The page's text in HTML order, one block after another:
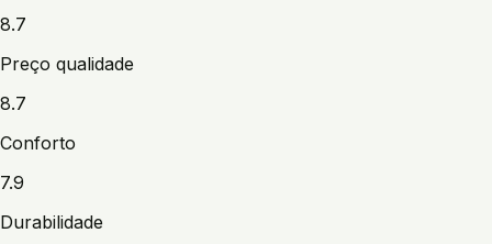
8.7
Preço qualidade
8.7
Conforto
7.9
Durabilidade